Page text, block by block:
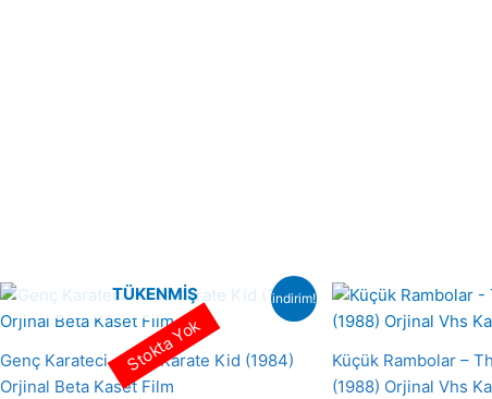
indirim!
TÜKENMIŞ
Genç Karateci – The Karate Kid (1984)
Orjinal Beta Kaset Film
Stokta Yok
Küçük Rambolar –
(1988) Orjinal Vhs